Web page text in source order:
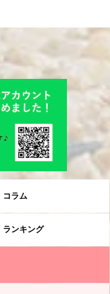
コラム
ランキング